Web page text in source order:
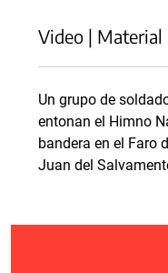
Video | Material
Un grupo de
entonan el Himno
bandera en el Faro
Juan del